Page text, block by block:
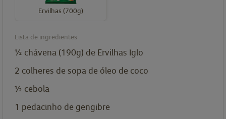
Ervilhas (700g)
Lista de ingredientes
½ chávena (190g) de Ervilhas Iglo
2 colheres de sopa de óleo de coco
½ cebola
1 pedacinho de gengibre